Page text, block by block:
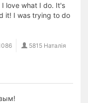
love what I do. It's
it! I was trying to do
5815 Наталія